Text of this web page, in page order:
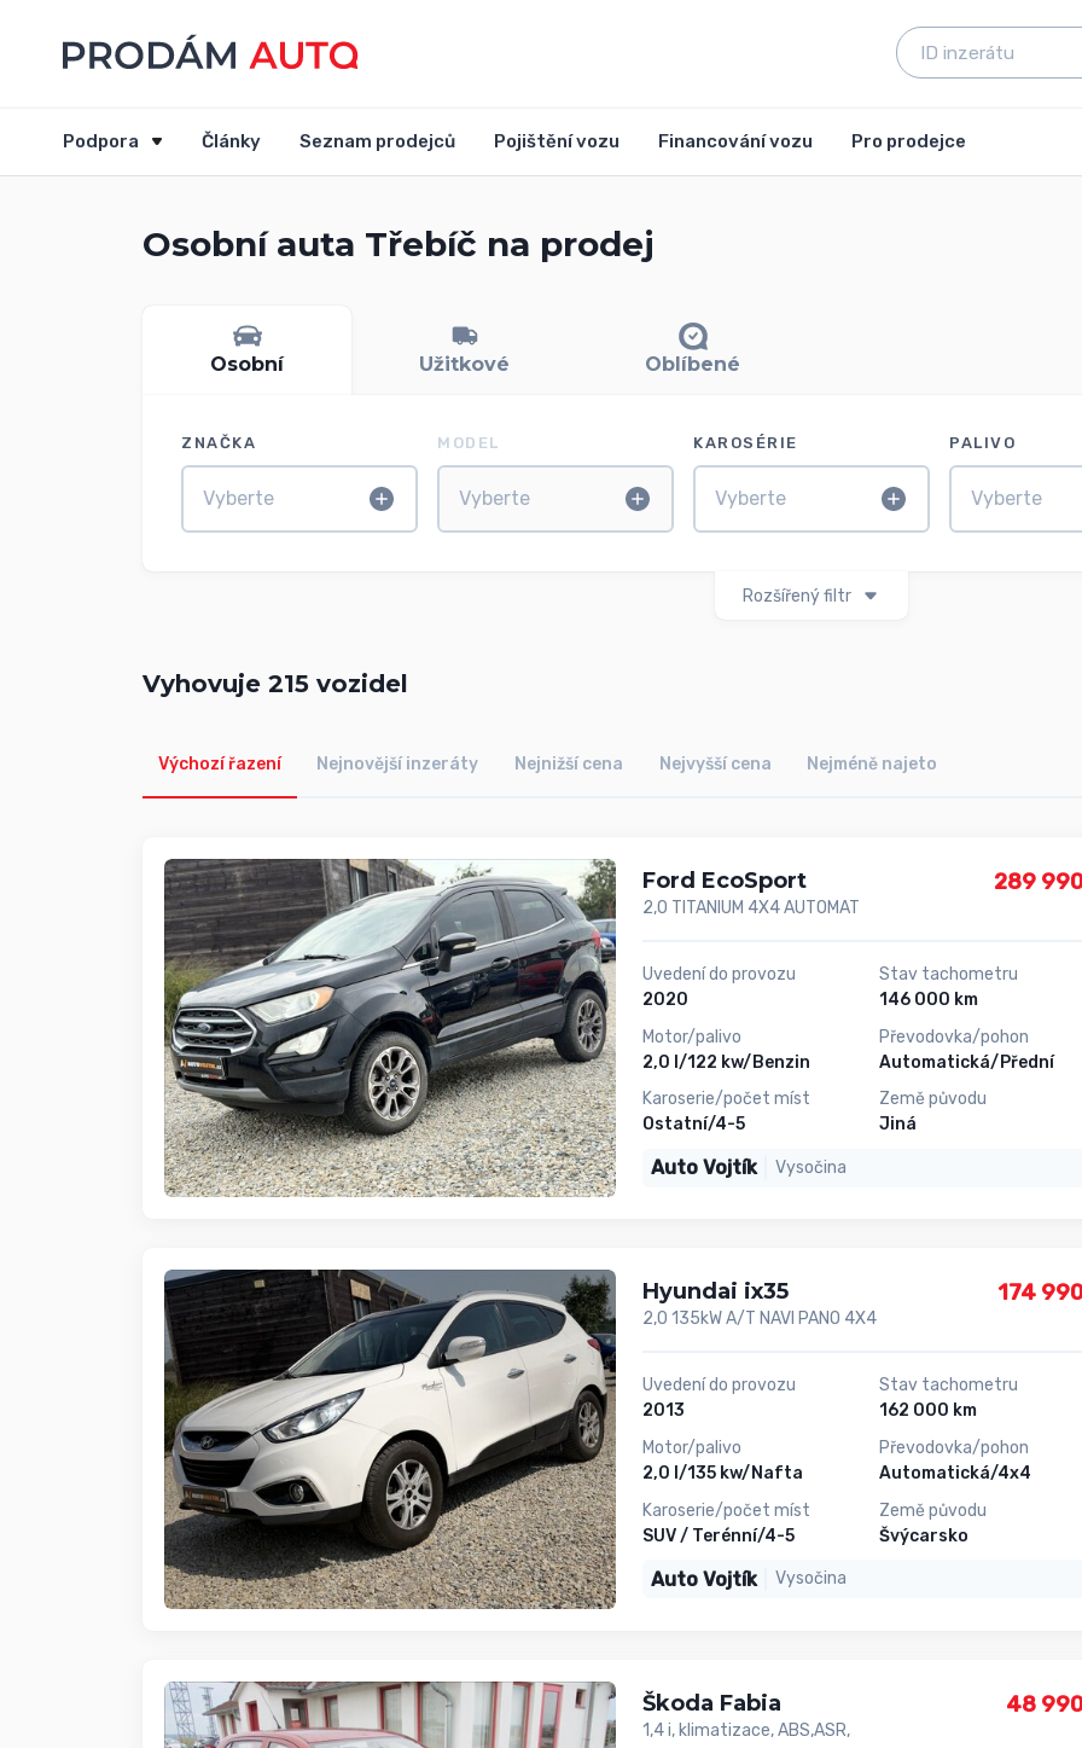
Podpora Články Seznam prodejců Pojištění vozu Financování vozu Pro prodejce
Osobní auta Třebíč na prodej
Osobní Užitkové Oblíbené
ZNAČKA MODEL KAROSÉRIE PALIVO
Rozšířený filtr
Vyhovuje 215 vozidel
Výchozí řazení Nejnovější inzeráty Nejnižší cena Nejvyšší cena Nejméně najeto
Ford EcoSport
2,0 TITANIUM 4X4 AUTOMAT
289
Uvedení do provozu
2020
Motor/palivo
2,0 l/122 kw/Benzin
Karoserie/počet míst
Ostatní/4-5
Stav tachometru
146 000 km
Převodovka/pohon
Automatická/Přední
Země původu
Jiná
Auto Vojtík Vysočina
Hyundai ix35
2,0 135kW A/T NAVI PANO 4X4
174
Uvedení do provozu
2013
Motor/palivo
2,0 l/135 kw/Nafta
Karoserie/počet míst
SUV / Terénní/4-5
Stav tachometru
162 000 km
Převodovka/pohon
Automatická/4x4
Země původu
Švýcarsko
Auto Vojtík Vysočina
Škoda Fabia
1,4 i, klimatizace, ABS,ASR,
48